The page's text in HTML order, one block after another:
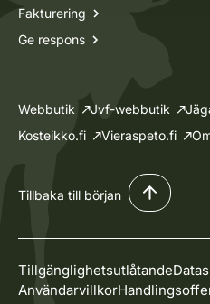
Fakturering
Ge respons
Webbutik Jvf-webbutik
Kosteikko.fi
Vieraspeto.fi
Tillbaka till början
Tillgänglighetsutlåtande
Användarvillkor